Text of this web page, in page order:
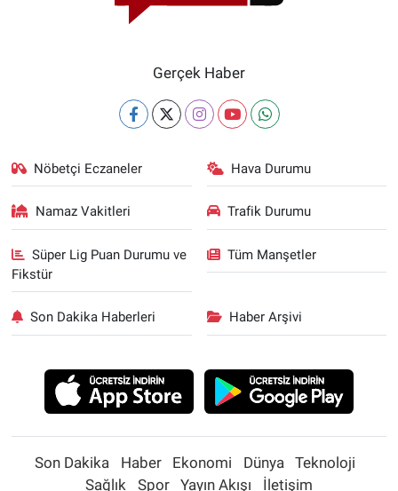
Gerçek Haber
Nöbetçi Eczaneler Hava Durumu
Namaz Vakitleri Trafik Durumu
Süper Lig Puan Durumu ve
Fikstür
Tüm Manşetler
Son Dakika Haberleri Haber Arşivi
Son Dakika Haber Ekonomi Dünya
Teknoloji
Sağlık
Spor Yayın Akışı İletişim